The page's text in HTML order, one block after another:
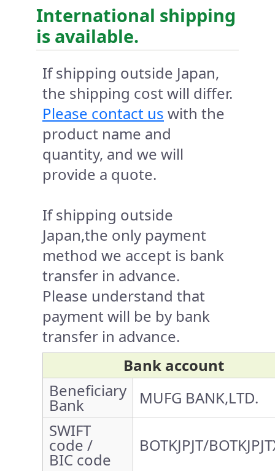
International shipping
is available.
If shipping outside Japan,
the shipping cost will differ.
Please contact us with the
product name and
quantity, and we will
provide a quote.
If shipping outside
Japan,the only payment
method we accept is bank
transfer in advance.
Please understand that
payment will be by bank
transfer in advance.
Bank account
Beneficiary
Bank
MUFG BANK,LTD.
SWIFT
code /
BIC code
BOTKJPJT/